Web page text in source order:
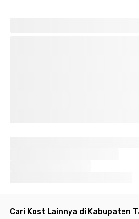
Cari Kost Lainnya di Kabupaten